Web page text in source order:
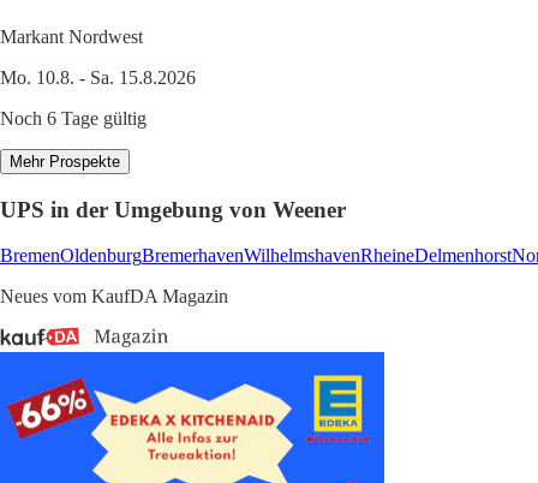
Markant Nordwest
Mo. 10.8. - Sa. 15.8.2026
Noch 6 Tage gültig
Mehr Prospekte
UPS in der Umgebung von Weener
BremenOldenburgBremerhavenWilhelmshavenRheineDelmenhorst
Neues vom KaufDA Magazin